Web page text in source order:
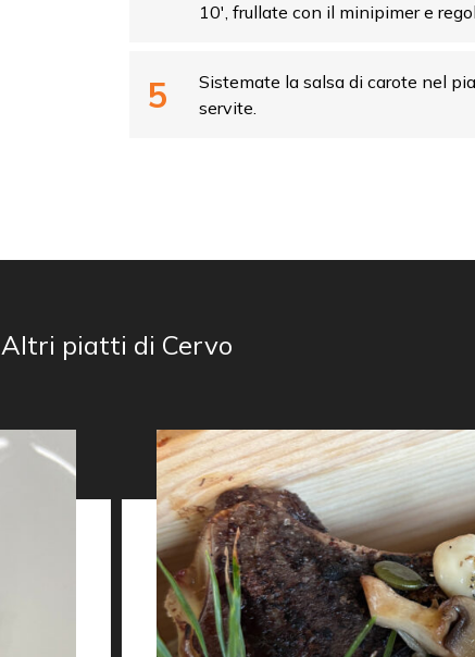
10′, frullate con il minipimer e
Sistemate la salsa di carote nel
servite.
Altri piatti di Cervo